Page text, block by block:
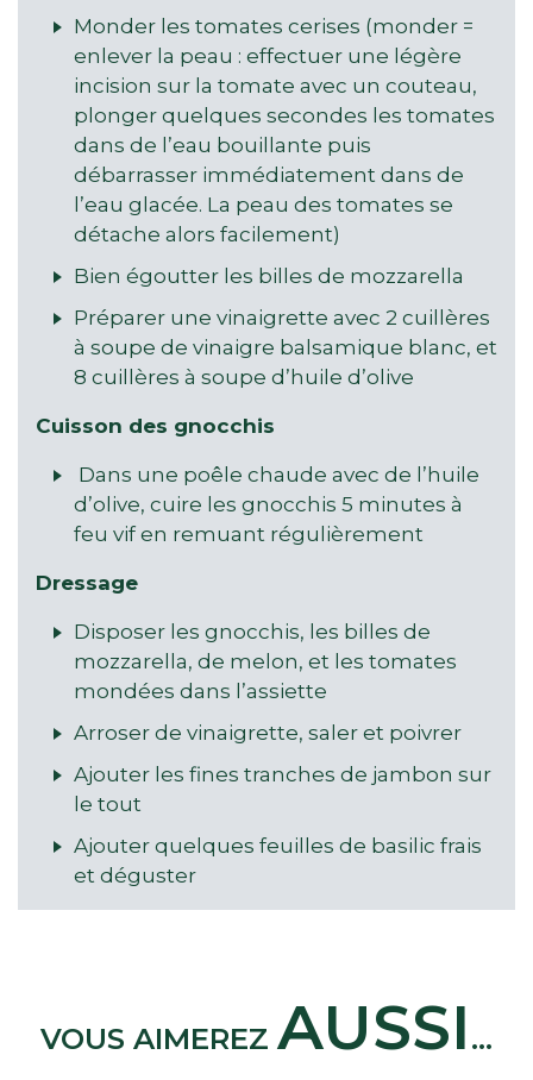
Monder les tomates cerises (monder =
enlever la peau : effectuer une légère
incision sur la tomate avec un couteau,
plonger quelques secondes les tomates
dans de l’eau bouillante puis
débarrasser immédiatement dans de
l’eau glacée. La peau des tomates se
détache alors facilement)
Bien égoutter les billes de mozzarella
Préparer une vinaigrette avec 2 cuillères
à soupe de vinaigre balsamique blanc, et
8 cuillères à soupe d’huile d’olive
Cuisson des gnocchis
Dans une poêle chaude avec de l’huile
d’olive, cuire les gnocchis 5 minutes à
feu vif en remuant régulièrement
Dressage
Disposer les gnocchis, les billes de
mozzarella, de melon, et les tomates
mondées dans l’assiette
Arroser de vinaigrette, saler et poivrer
Ajouter les fines tranches de jambon sur
le tout
Ajouter quelques feuilles de basilic frais
et déguster
VOUS AIMEREZ AUSSI ...